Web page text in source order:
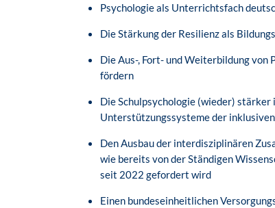
Psychologie als Unterrichtsfach
Die Stärkung der Resilienz als
Die Aus-, Fort- und Weiterbildung
fördern
Die Schulpsychologie (wieder)
Unterstützungssysteme der
Den Ausbau der interdisziplinären
wie bereits von der Ständigen
seit 2022 gefordert wird
Einen bundeseinheitlichen